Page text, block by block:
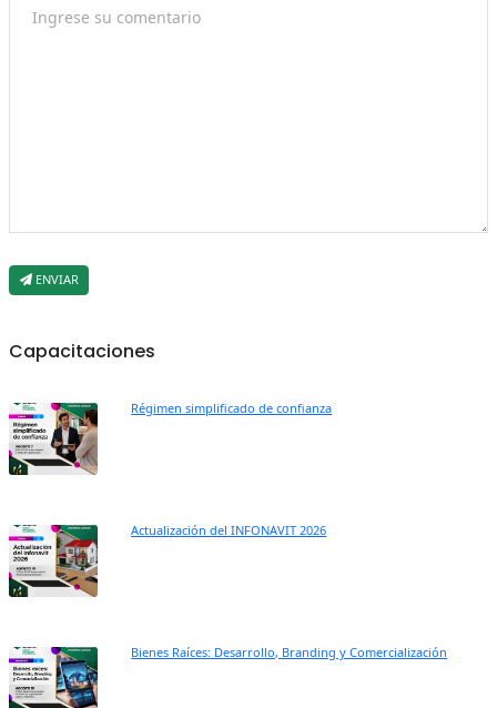
ENVIAR
Capacitaciones
Régimen simplificado de confianza
Actualización del INFONAVIT 2026
Bienes Raíces: Desarrollo, Branding y Comercialización